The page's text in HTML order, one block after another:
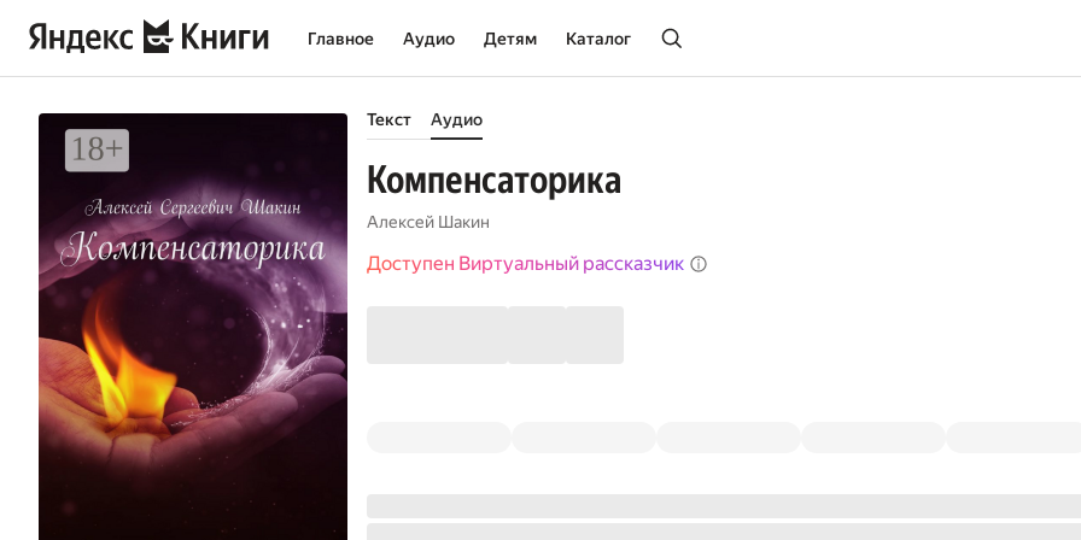
Главное Аудио Детям Каталог
Текст Аудио
Компенсаторика
Алексей Шакин
Доступен Виртуальный рассказчик